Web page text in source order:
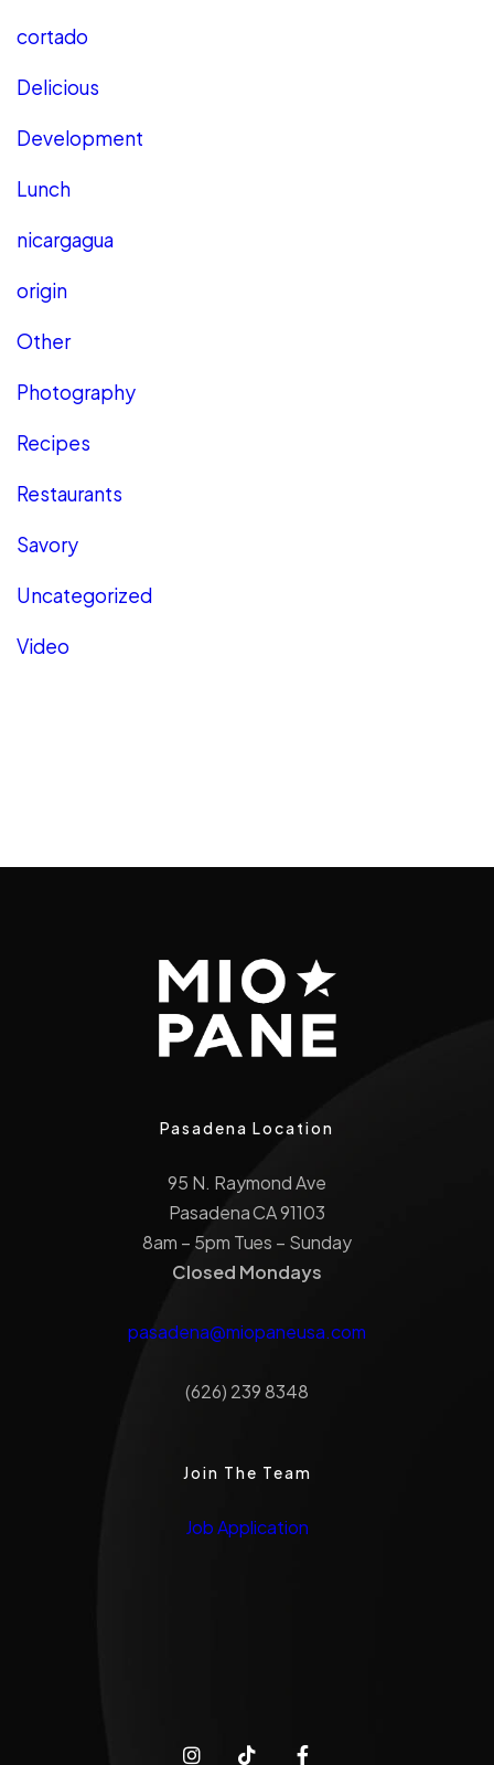
cortado
Delicious
Development
Lunch
nicargagua
origin
Other
Photography
Recipes
Restaurants
Savory
Uncategorized
Video
Pasadena Location
95 N. Raymond Ave
Pasadena CA 91103
8am – 5pm Tues – Sunday
Closed Mondays
pasadena@miopaneusa.com
(626) 239 8348
Join The Team
Job Application